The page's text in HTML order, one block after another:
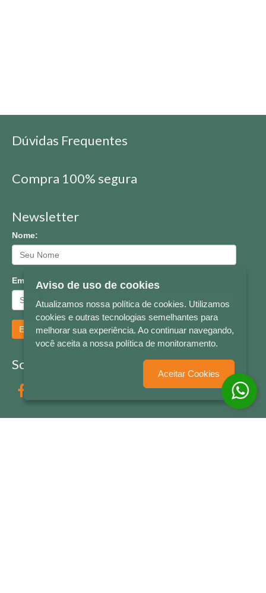
Dúvidas Frequentes
Compra 100% segura
Newsletter
Nome:
Email:
Enviar
Socialize conosco
Aviso de uso de cookies
Atualizamos nossa política de cookies. Utilizamos
cookies e outras tecnologias semelhantes para
melhorar sua experiência. Ao continuar navegando,
você aceita a nossa política de monitoramento.
Aceitar Cookies